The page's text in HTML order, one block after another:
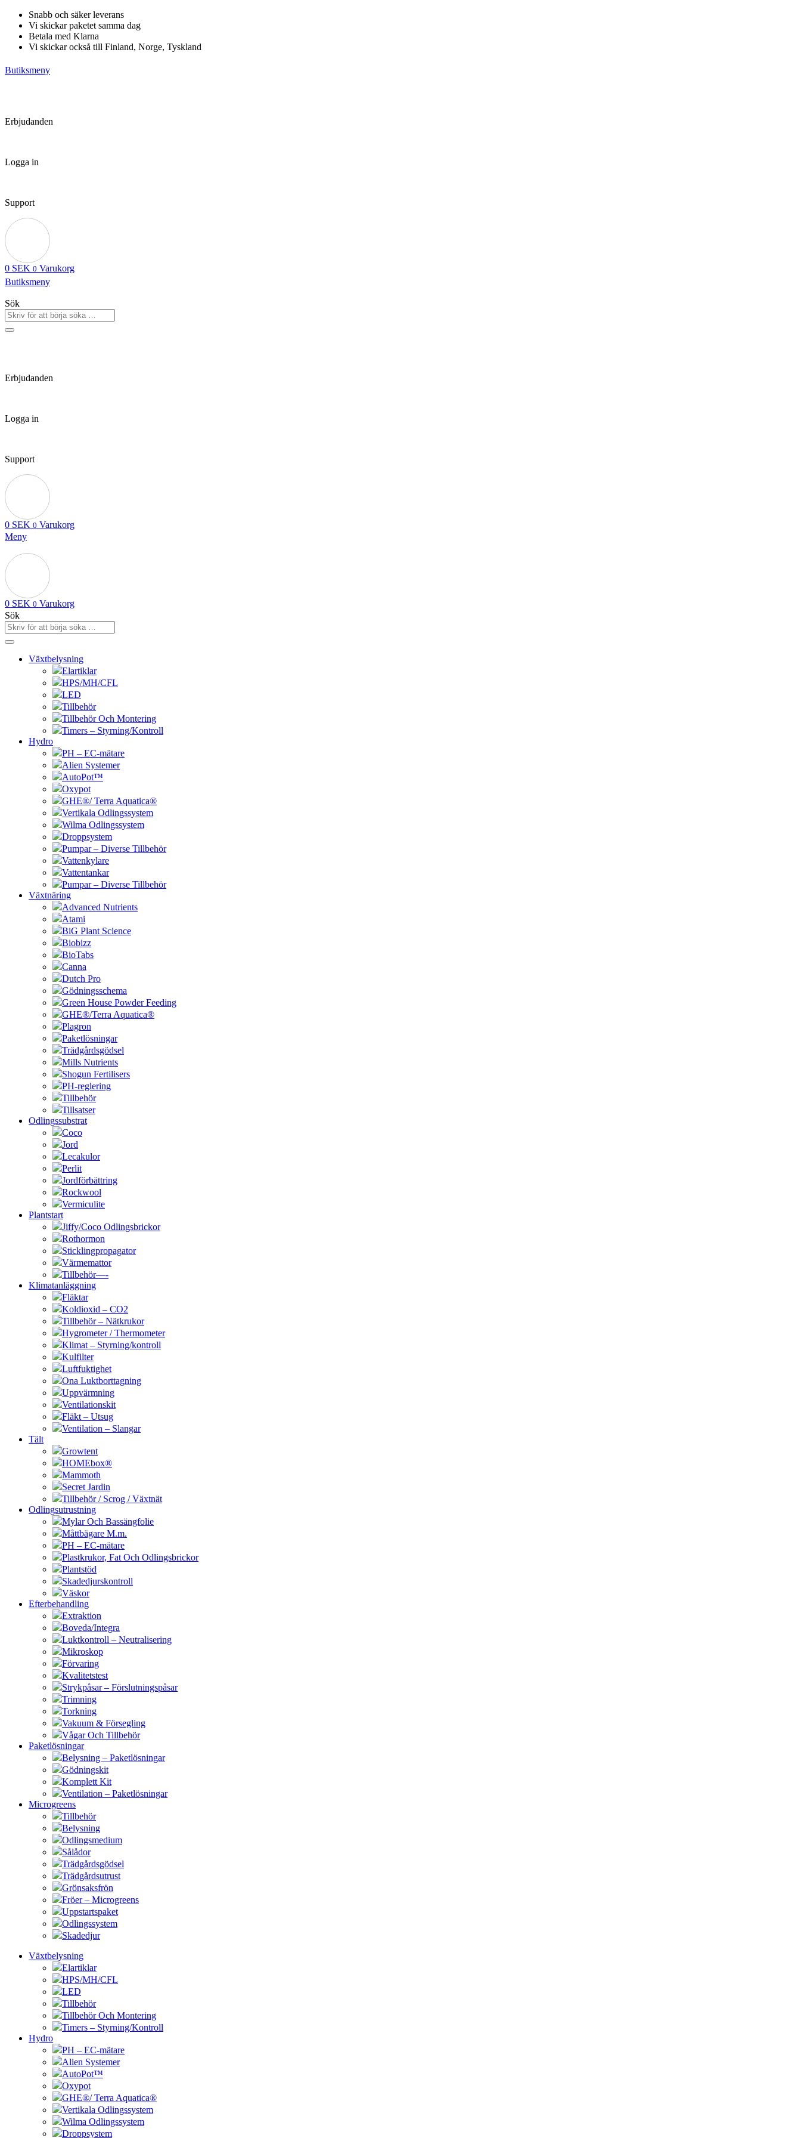
Hoppa
innehåll
Snabb och säker leverans
Vi skickar paketet samma dag
Betala med Klarna
Vi skickar också till Finland, Norge, Tyskland
Butiksmeny
Erbjudanden
Logga in
Support
0 SEK 0 Varukorg
Butiksmeny
Sök
Erbjudanden
Logga in
Support
0 SEK 0 Varukorg
Meny
0 SEK 0 Varukorg
Sök
Växtbelysning
Elartiklar
HPS/MH/CFL
LED
Tillbehör
Tillbehör Och Montering
Timers – Styrning/Kontroll
Hydro
PH – EC-mätare
Alien Systemer
AutoPot™
Oxypot
GHE®/ Terra Aquatica®
Vertikala Odlingssystem
Wilma Odlingssystem
Droppsystem
Pumpar – Diverse Tillbehör
Vattenkylare
Vattentankar
Pumpar – Diverse Tillbehör
Växtnäring
Advanced Nutrients
Atami
BiG Plant Science
Biobizz
BioTabs
Canna
Dutch Pro
Gödningsschema
Green House Powder Feeding
GHE®/Terra Aquatica®
Plagron
Paketlösningar
Trädgårdsgödsel
Mills Nutrients
Shogun Fertilisers
PH-reglering
Tillbehör
Tillsatser
Odlingssubstrat
Coco
Jord
Lecakulor
Perlit
Jordförbättring
Rockwool
Vermiculite
Plantstart
Jiffy/Coco Odlingsbrickor
Rothormon
Sticklingpropagator
Värmemattor
Tillbehör—-
Klimatanläggning
Fläktar
Koldioxid – CO2
Tillbehör – Nätkrukor
Hygrometer / Thermometer
Klimat – Styrning/kontroll
Kulfilter
Luftfuktighet
Ona Luktborttagning
Uppvärmning
Ventilationskit
Fläkt – Utsug
Ventilation – Slangar
Tält
Growtent
HOMEbox®
Mammoth
Secret Jardin
Tillbehör / Scrog / Växtnät
Odlingsutrustning
Mylar Och Bassängfolie
Måttbägare M.m.
PH – EC-mätare
Plastkrukor, Fat Och Odlingsbrickor
Plantstöd
Skadedjurskontroll
Väskor
Efterbehandling
Extraktion
Boveda/Integra
Luktkontroll – Neutralisering
Mikroskop
Förvaring
Kvalitetstest
Strykpåsar – Förslutningspåsar
Trimning
Torkning
Vakuum & Försegling
Vågar Och Tillbehör
Paketlösningar
Belysning – Paketlösningar
Gödningskit
Komplett Kit
Ventilation – Paketlösningar
Microgreens
Tillbehör
Belysning
Odlingsmedium
Sålådor
Trädgårdsgödsel
Trädgårdsutrust
Grönsaksfrön
Fröer – Microgreens
Uppstartspaket
Odlingssystem
Skadedjur
Växtbelysning
Elartiklar
HPS/MH/CFL
LED
Tillbehör
Tillbehör Och Montering
Timers – Styrning/Kontroll
Hydro
PH – EC-mätare
Alien Systemer
AutoPot™
Oxypot
GHE®/ Terra Aquatica®
Vertikala Odlingssystem
Wilma Odlingssystem
Droppsystem